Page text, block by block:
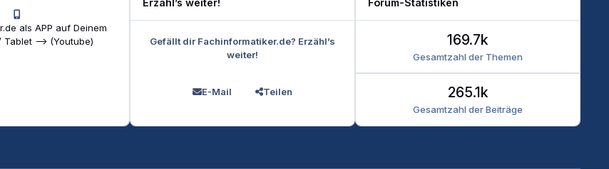
als APP auf Deinem
Tablet --> (Youtube)
Erzähl’s weiter!
Gefällt dir Fachinformatiker.de? Erzähl’s
weiter!
E-Mail Teilen
Forum-Statistiken
Gesamtzahl der Themen
169.7k
Gesamtzahl der Beiträge
265.1k